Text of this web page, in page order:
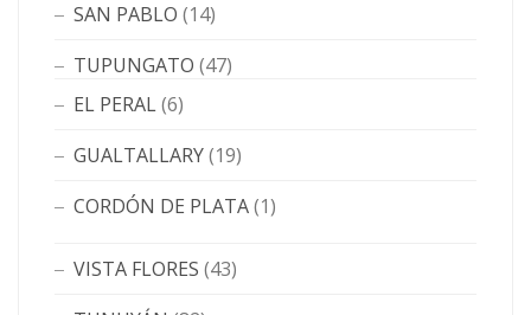
SAN PABLO (14)
TUPUNGATO (47)
EL PERAL(6)
GUALTALLARY(19)
CORDÓN DE PLATA(1)
VISTA FLORES (43)